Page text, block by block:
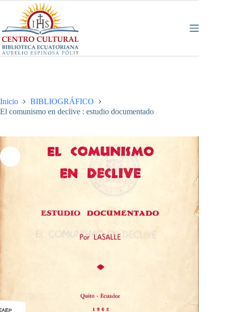
contenido
Inicio
BIBLIOGRÁFICO
El comunismo en declive : estudio documentado